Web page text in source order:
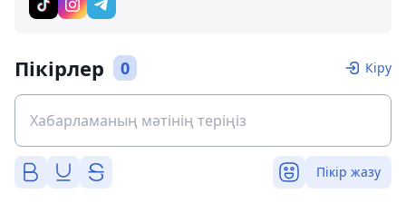
Пікірлер 0 Кіру
Пікір жазу